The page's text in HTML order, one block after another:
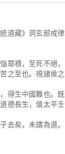
道藏》洞玄部戒律
積，至死不絕，
之至也。視諸侯之
得生中國難也。既
德長生，值太平壬
矣，未謂為道。